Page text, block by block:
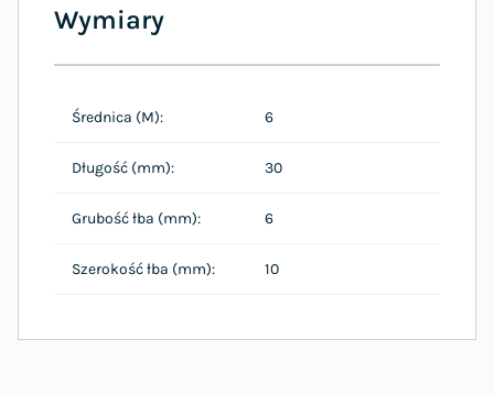
Wymiary
Średnica (M): 6
Długość (mm): 30
Grubość łba (mm): 6
Szerokość łba (mm): 10